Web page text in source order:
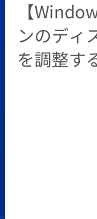
【
ンのディ
を調整す